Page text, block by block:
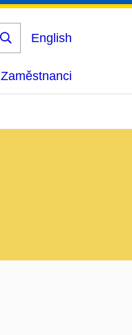
Vyhledat
English
Zaměstnanci